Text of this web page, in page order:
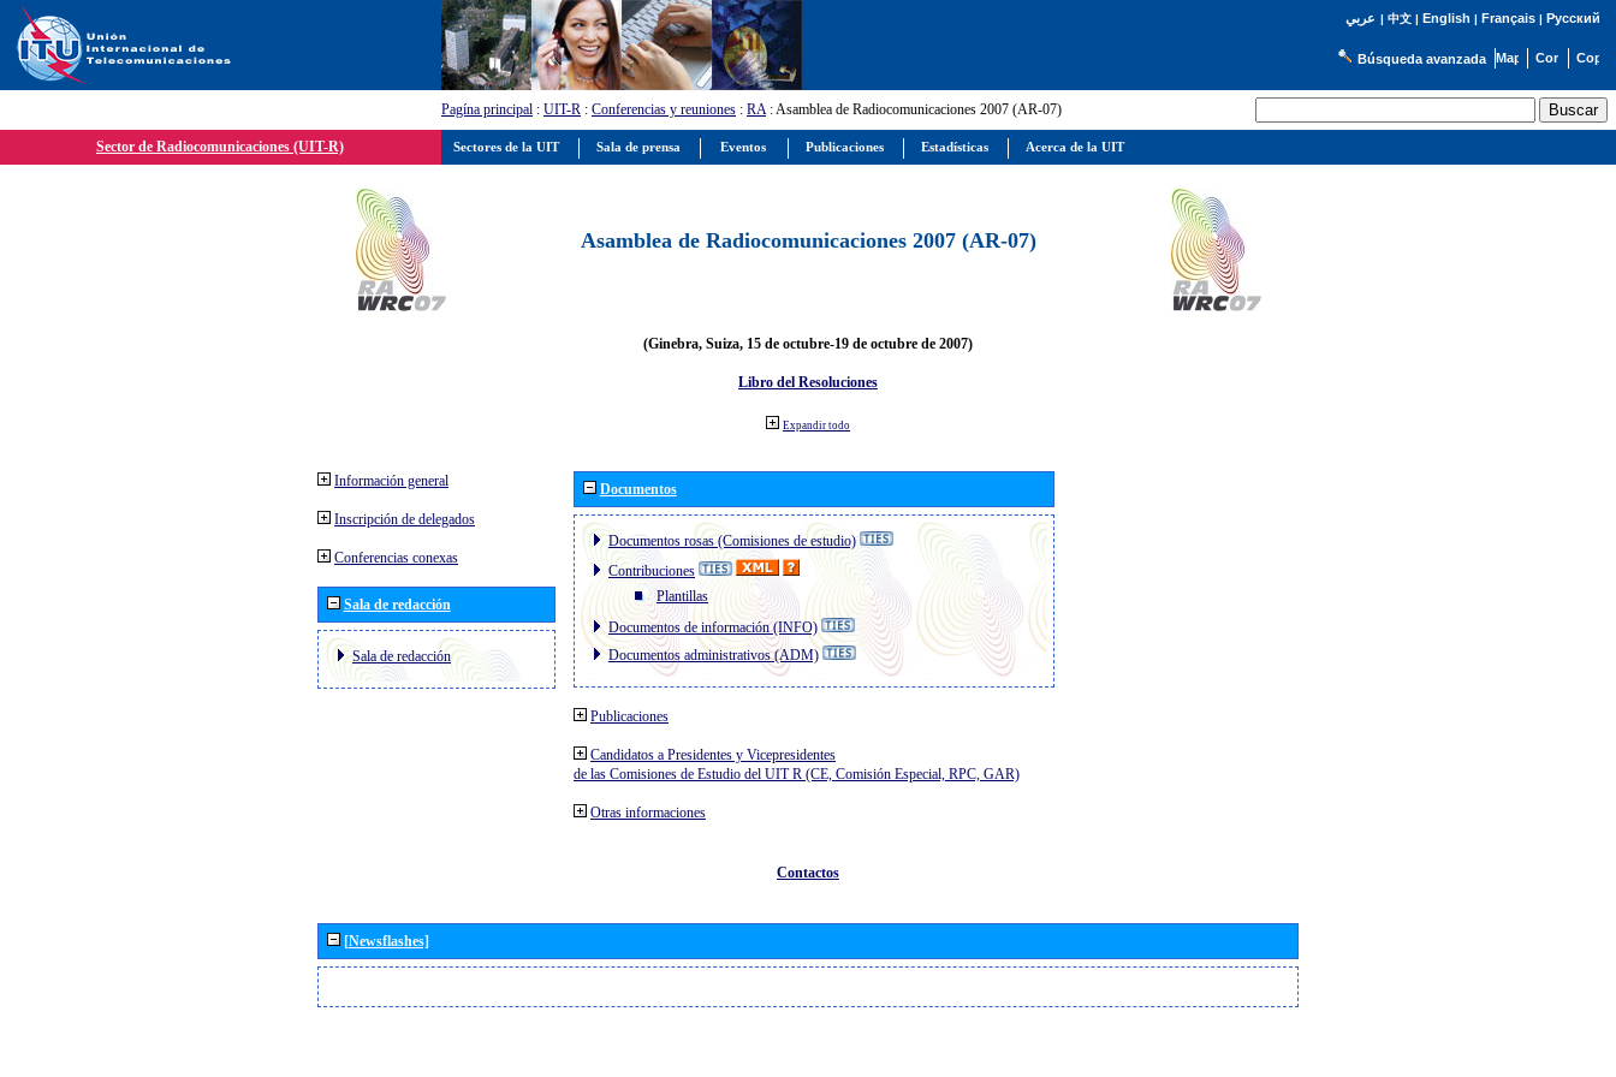
عربي | 中文| English | Français| Русский
Búsqueda avanzada
Pagína principal : UIT-R : Conferencias y reuniones : RA: Asamblea de Radiocomunicaciones 2007 (AR-07)
Sector de Radiocomunicaciones (UIT-R)
Asamblea de Radiocomunicaciones 2007 (AR-07)
(Ginebra, Suiza, 15 de octubre-19 de octubre de 2007)
Libro del Resoluciones
Expandir todo
Información general
Inscripción de delegados
Conferencias conexas
Sala de redacción
Sala de redacción
Documentos
Documentos rosas (Comisiones de estudio)
Contribuciones
Plantillas
Documentos de información (INFO)
Documentos administrativos (ADM)
Publicaciones
Candidatos a Presidentes y Vicepresidentes
de las Comisiones de Estudio del UIT R (CE, Comisión Especial, RPC, GAR)
Otras informaciones
Contactos
[Newsflashes]
Sectores de la UIT Sala de prensa Eventos Publicaciones Estadísticas Acerca de la UIT